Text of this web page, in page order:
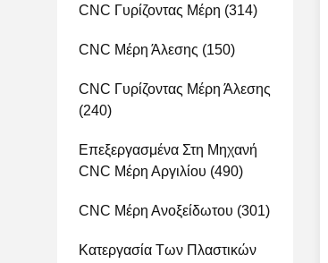
CNC Γυρίζοντας Μέρη (314)
CNC Μέρη Άλεσης (150)
CNC Γυρίζοντας Μέρη Άλεσης
(240)
Επεξεργασμένα Στη Μηχανή
CNC Μέρη Αργιλίου (490)
CNC Μέρη Ανοξείδωτου (301)
Κατεργασία Των Πλαστικών